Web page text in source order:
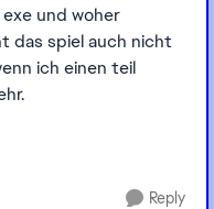
und woher
das spiel auch nicht
ich einen teil
Reply